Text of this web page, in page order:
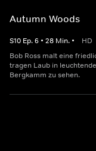
Autumn Woods
S10 Ep.6 • 28 Min. • HD
Bob Ross malt eine
tragen Laub in
Bergkamm zu sehen.